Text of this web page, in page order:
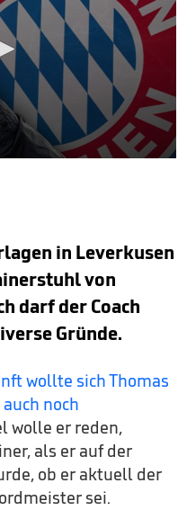
in Leverkusen
von
darf der Coach
Gründe.
wollte sich Thomas
noch
wolle er reden,
als er auf der
ob er aktuell der
sei.